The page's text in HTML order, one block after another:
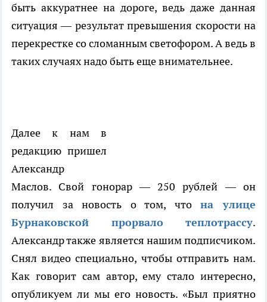
быть аккуратнее на дороге, ведь даже данная
ситуация — результат превышения скорости на
перекрестке со сломанным светофором. А ведь в
таких случаях надо быть еще внимательнее.
Далее к нам в
редакцию пришел
Александр
Маслов. Свой гонорар — 250 рублей — он
получил за новость о том, чтона улице
Бурнаковской прорвало теплотрассу.
Александр также является нашим подписчиком.
Снял видео специально, чтобы отправить нам.
Как говорит сам автор, ему стало интересно,
опубликуем ли мы его новость. «Был приятно